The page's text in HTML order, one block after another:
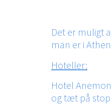
Det er muligt
man er i
Hoteller:
Hotel
og tæt på